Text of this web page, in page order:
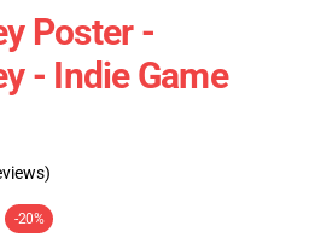
Poster -
- Indie Game
-20%